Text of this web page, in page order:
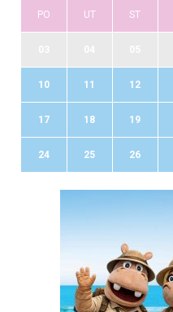
PO UT ST
10 11 12
17 18 19
24 25 26